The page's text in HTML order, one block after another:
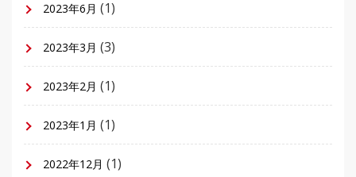
2023年6月 (1)
2023年3月 (3)
2023年2月 (1)
2023年1月 (1)
2022年12月 (1)